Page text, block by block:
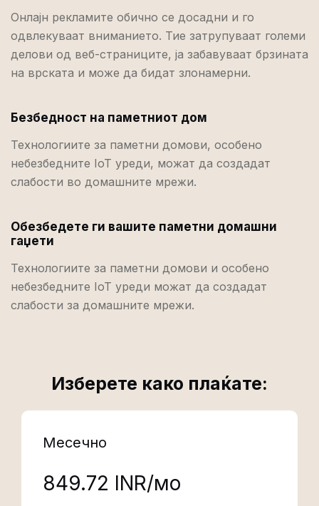
Онлајн рекламите обично се досадни и го
одвлекуваат вниманието. Тие затрупуваат големи
делови од веб-страниците, ја забавуваат брзината
на врската и може да бидат злонамерни.
Безбедност на паметниот дом
Технологиите за паметни домови, особено
небезбедните IoT уреди, можат да создадат
слабости во домашните мрежи.
Обезбедете ги вашите паметни домашни
гаџети
Технологиите за паметни домови и особено
небезбедните IoT уреди можат да создадат
слабости за домашните мрежи.
Изберете како плаќате:
Месечно
₹849.72 INR/мо